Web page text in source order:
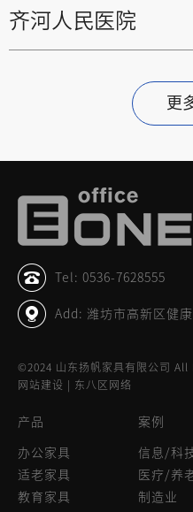
齐河人民医院
更
Tel: 0536-7628555
Add: 潍坊市高新区健
©2024 山东扬帆家具有限公司 All
网站建设 | 东八区网络
产品
办公家具
适老家具
教育家具
案例
信息/科
医疗/养
制造业